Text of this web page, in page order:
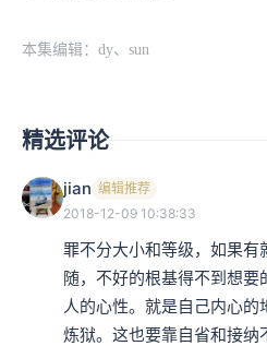
本集编辑：dy、sun
精选评论
jian 编辑推荐
2018-12-09 10:38:33
罪不分大小和等级，如果有
随，不好的根基得不到想
人的心性。就是自己内心
炼狱。这也要靠自省和接